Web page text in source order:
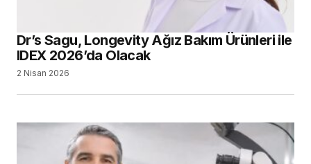
Dr’s Sagu, Longevity Ağız Bakım Ürünleri ile
IDEX 2026’da Olacak
2 Nisan 2026